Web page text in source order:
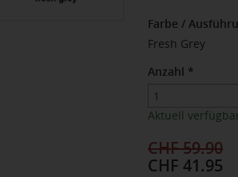
Farbe /
Fresh Grey
Anzahl *
Aktuell
CHF 59.90
CHF 41.95